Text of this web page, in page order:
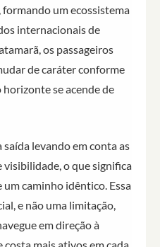
formando um ecossistema
internacionais de
os passageiros
de caráter conforme
horizonte se acende de
levando em conta as
visibilidade, o que significa
caminho idêntico. Essa
e não uma limitação,
em direção à